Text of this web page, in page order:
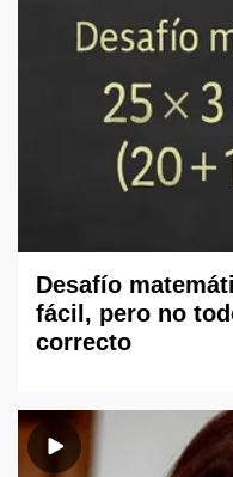
Desafío
fácil, pero no
correcto